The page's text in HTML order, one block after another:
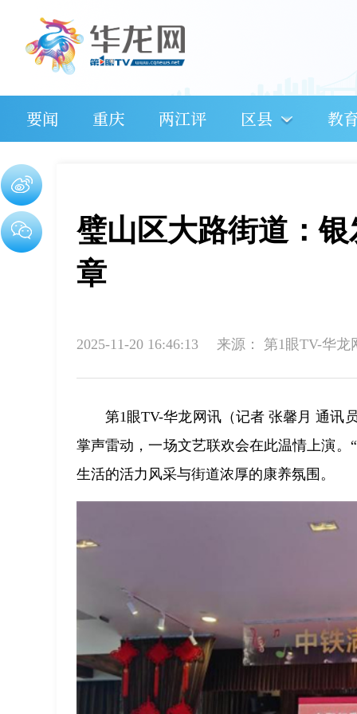
要闻 重庆 两江评 区县 教
璧山区大路街道：
章
2025-11-20 16:46:13 来源： 第1眼TV-华龙
第1眼TV-华龙网讯（记者 张馨月 通讯
掌声雷动，一场文艺联欢会在此温情上演
生活的活力风采与街道浓厚的康养氛围。